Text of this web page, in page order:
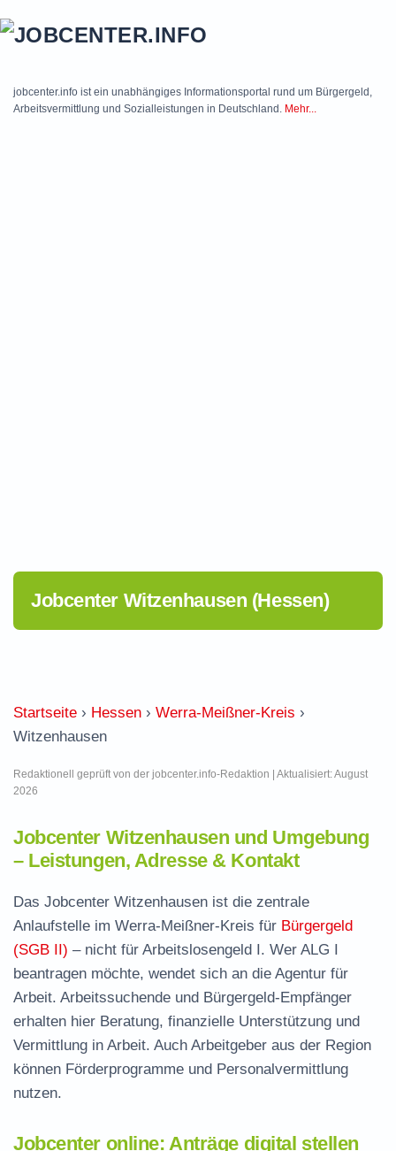
jobcenter.info ist ein unabhängiges Informationsportal rund um Bürgergeld,
Arbeitsvermittlung und Sozialleistungen in Deutschland. Mehr...
Jobcenter Witzenhausen (Hessen)
Startseite › Hessen › Werra-Meißner-Kreis ›
Witzenhausen
Redaktionell geprüft von der jobcenter.info-Redaktion | Aktualisiert: August
2026
Jobcenter Witzenhausen und Umgebung
– Leistungen, Adresse & Kontakt
Das Jobcenter Witzenhausen ist die zentrale
Anlaufstelle im Werra-Meißner-Kreis für Bürgergeld
(SGB II) – nicht für Arbeitslosengeld I. Wer ALG I
beantragen möchte, wendet sich an die Agentur für
Arbeit. Arbeitssuchende und Bürgergeld-Empfänger
erhalten hier Beratung, finanzielle Unterstützung und
Vermittlung in Arbeit. Auch Arbeitgeber aus der Region
können Förderprogramme und Personalvermittlung
nutzen.
Jobcenter online: Anträge digital stellen